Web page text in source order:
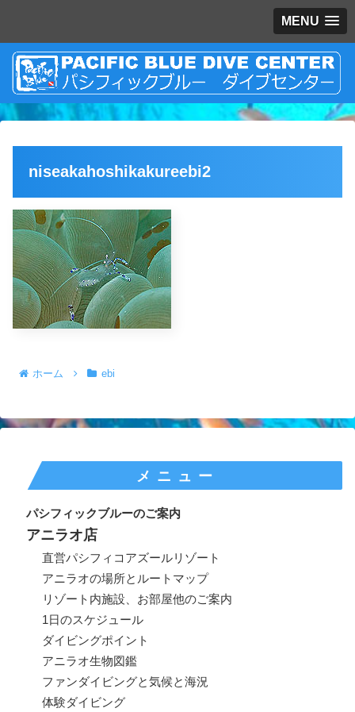
MENU
niseakahoshikakureebi2
ホーム ebi
メニュー
パシフィックブルーのご案内
アニラオ店
直営パシフィコアズールリゾート
アニラオの場所とルートマップ
リゾート内施設、お部屋他のご案内
1日のスケジュール
ダイビングポイント
アニラオ生物図鑑
ファンダイビングと気候と海況
体験ダイビング